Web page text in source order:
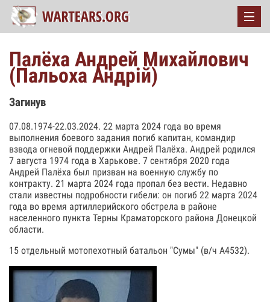
Палёха Андрей Михайлович
(Пальоха Андрій)
Загинув
07.08.1974-22.03.2024. 22 марта 2024 года во время
выполнения боевого задания погиб капитан, командир
взвода огневой поддержки Андрей Палёха. Андрей родился
7 августа 1974 года в Харькове. 7 сентября 2020 года
Андрей Палёха был призван на военную службу по
контракту. 21 марта 2024 года пропал без вести. Недавно
стали известны подробности гибели: он погиб 22 марта 2024
года во время артиллерийского обстрела в районе
населенного пункта Терны Краматорского района Донецкой
области.
15 отдельный мотопехотный батальон "Сумы" (в/ч А4532).